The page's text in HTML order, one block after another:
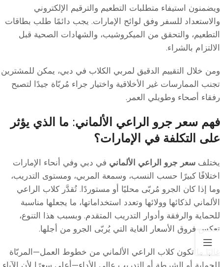
ويضمنون استيفاء متطلبات التطعيم والترقيم الإلكتروني
والاستعداد للسفر وفق لوائح الإمارات. يجب دائمًا طلب بطاقات
التطعيم، والتحقق من الميكروشيب، والشهادات الصحية قبل
الالتزام بالشراء.
ومن خلال التقييم الدقيق لمربي الكلاب في دبي، يمكن للمشترين
تجنب الممارسات غير الأخلاقية واختيار جراء مُربّاة جيدًا لتصبح
رفقاء أصحاء وطويلي العمر.
فهم سعر جرو الراعي الألماني: ما الذي يؤثر
على التكلفة في الإمارات؟
يختلف سعر جرو الراعي الألماني في دبي وفي أنحاء الإمارات
اختلافًا كبيرًا حسب النسب، وسمعة المربي، ومستوى التدريب،
وما إذا كان الجرو مُربّى محليًا أو مستوردًا. تُقدَّر كلاب الراعي
الألماني لذكائها وولائها وتعدد استخداماتها، ما يجعلها مناسبة
للحماية والرفقة وأدوار التدريب المتقدم. وبسبب هذا التنوع،
تعكس فروق الأسعار الغاية التي يُربّى الجرو من أجلها.
غالبًا ما تكون كلاب الراعي الألماني من خطوط العمل—المربّاة
للحماية أو الشرطة أو التدريب عالي الأداء—أعلى سعرًا لأن الآباء